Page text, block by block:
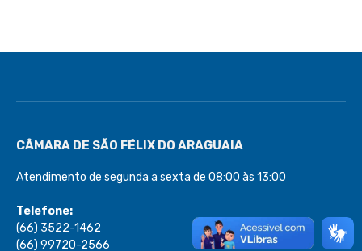
CÂMARA DE SÃO FÉLIX DO ARAGUAIA
Atendimento de segunda a sexta de 08:00 às 13:00
Telefone:
(66) 3522-1462
(66) 99720-2566